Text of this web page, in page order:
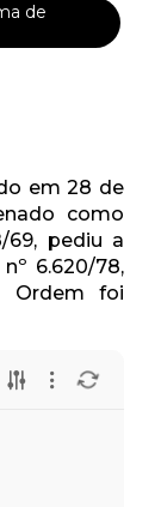
de
em 28 de
como
pediu a
6.620/78,
Ordem foi